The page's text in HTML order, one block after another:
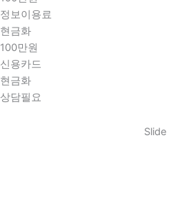
기
정보이용료
현금화
100만원
신용카드
현금화
상담필요
Slide